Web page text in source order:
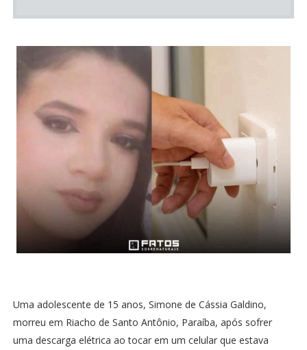
Uma adolescente de 15 anos, Simone de Cássia Galdino,
morreu em Riacho de Santo Antônio, Paraíba, após sofrer
uma descarga elétrica ao tocar em um celular que estava